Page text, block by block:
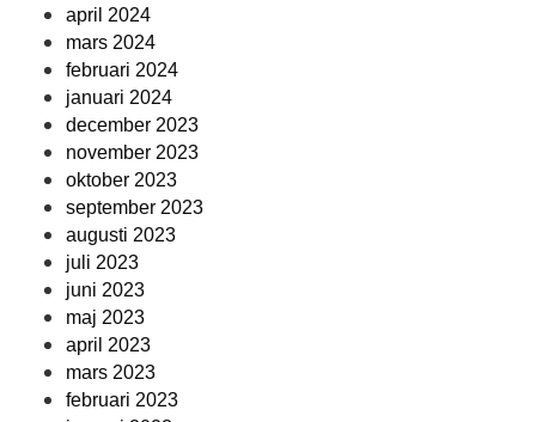
april 2024
mars 2024
februari 2024
januari 2024
december 2023
november 2023
oktober 2023
september 2023
augusti 2023
juli 2023
juni 2023
maj 2023
april 2023
mars 2023
februari 2023